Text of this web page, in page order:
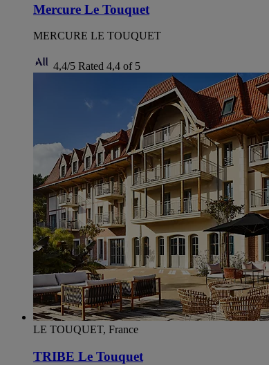
Mercure Le Touquet
MERCURE LE TOUQUET
4,4/5 Rated 4,4 of 5
LE TOUQUET, France
TRIBE Le Touquet